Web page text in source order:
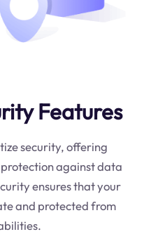
Features
security, offering
against data
ensures that your
and protected from